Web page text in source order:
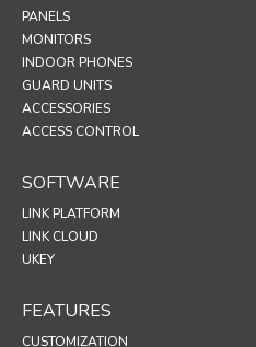
PANELS
MONITORS
INDOOR PHONES
GUARD UNITS
ACCESSORIES
ACCESS CONTROL
SOFTWARE
LINK PLATFORM
LINK CLOUD
UKEY
FEATURES
CUSTOMIZATION